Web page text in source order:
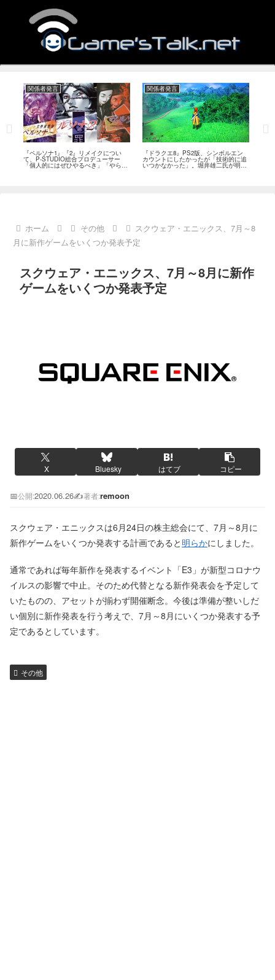
関係者発言
『ペルソナ1』『2』リメイクについ
て、P-STUDIO総合プロデューサー
「個人的にはぜひやるべき」「やらな
ければならないと思う」
関係者発言
『ドラクエ8』PS2版、シンボルエン
カウントにしたかったが「技術的に追
いつかなかった」。堀井雄二氏が明か
ホーム その他
スクウェア・エニックス、7月～8
月に新作ゲームをいくつか発表予定
スクウェア・エニックス、7月～8月に新作
ゲームをいくつか発表予定
X Bluesky はてブ コピー
📅公開:2020.06.26✍️著者:remoon
スクウェア・エニックスは6月24日の株主総会にて、7月～8月に
新作ゲームをいくつか発表する計画であると 明らかにしました。
通常であれば毎年新作を発表するイベント「E3」が新型コロナウ
イルスの影響で中止。そのため代替となる新作発表会を予定して
いたものの、アセットが揃わず開催断念。今後は準備が整いしだ
い個別に新作発表を行う考えで、7月～8月にいくつか発表する予
定であるとしています。
その他